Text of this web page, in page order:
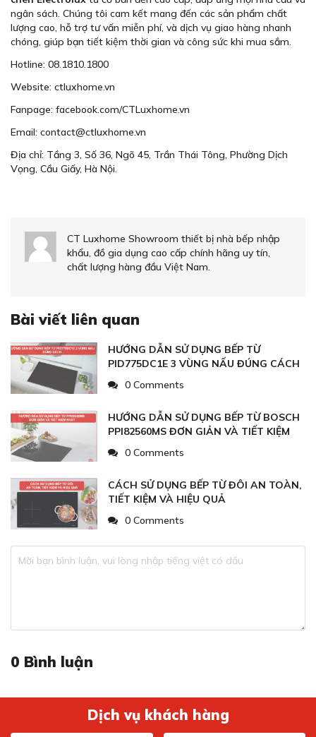
ngân sách. Chúng tôi cam kết mang đến các sản phẩm chất
lượng cao, hỗ trợ tư vấn miễn phí, và dịch vụ giao hàng nhanh
chóng, giúp bạn tiết kiệm thời gian và công sức khi mua sắm.
Hotline: 08.1810.1800
Website: ctluxhome.vn
Fanpage: facebook.com/CTLuxhome.vn
Email: contact@ctluxhome.vn
Địa chỉ: Tầng 3, Số 36, Ngõ 45, Trần Thái Tông, Phường Dịch
Vọng, Cầu Giấy, Hà Nội.
CT Luxhome Showroom thiết bị nhà bếp nhập
khẩu, đồ gia dụng cao cấp chính hãng uy tín,
chất lượng hàng đầu Việt Nam.
Bài viết liên quan
HƯỚNG DẪN SỬ DỤNG BẾP TỪ
PID775DC1E 3 VÙNG NẤU ĐÚNG CÁCH
0 Comments
HƯỚNG DẪN SỬ DỤNG BẾP TỪ BOSCH
PPI82560MS ĐƠN GIẢN VÀ TIẾT KIỆM
0 Comments
CÁCH SỬ DỤNG BẾP TỪ ĐÔI AN TOÀN,
TIẾT KIỆM VÀ HIỆU QUẢ
0 Comments
0 Bình luận
Dịch vụ khách hàng